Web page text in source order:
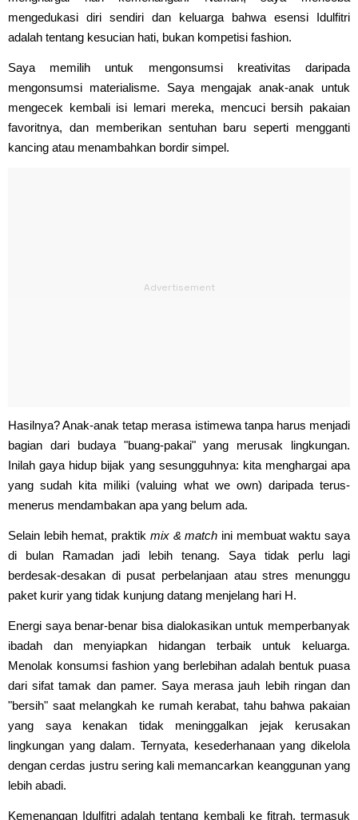
mengedukasi diri sendiri dan keluarga bahwa esensi Idulfitri
adalah tentang kesucian hati, bukan kompetisi fashion.
Saya memilih untuk mengonsumsi kreativitas daripada
mengonsumsi materialisme. Saya mengajak anak-anak untuk
mengecek kembali isi lemari mereka, mencuci bersih pakaian
favoritnya, dan memberikan sentuhan baru seperti mengganti
kancing atau menambahkan bordir simpel.
Hasilnya? Anak-anak tetap merasa istimewa tanpa harus menjadi
bagian dari budaya "buang-pakai" yang merusak lingkungan.
Inilah gaya hidup bijak yang sesungguhnya: kita menghargai apa
yang sudah kita miliki (valuing what we own) daripada terus-
menerus mendambakan apa yang belum ada.
Selain lebih hemat, praktik mix & match ini membuat waktu saya
di bulan Ramadan jadi lebih tenang. Saya tidak perlu lagi
berdesak-desakan di pusat perbelanjaan atau stres menunggu
paket kurir yang tidak kunjung datang menjelang hari H.
Energi saya benar-benar bisa dialokasikan untuk memperbanyak
ibadah dan menyiapkan hidangan terbaik untuk keluarga.
Menolak konsumsi fashion yang berlebihan adalah bentuk puasa
dari sifat tamak dan pamer. Saya merasa jauh lebih ringan dan
"bersih" saat melangkah ke rumah kerabat, tahu bahwa pakaian
yang saya kenakan tidak meninggalkan jejak kerusakan
lingkungan yang dalam. Ternyata, kesederhanaan yang dikelola
dengan cerdas justru sering kali memancarkan keanggunan yang
lebih abadi.
Kemenangan Idulfitri adalah tentang kembali ke fitrah, termasuk